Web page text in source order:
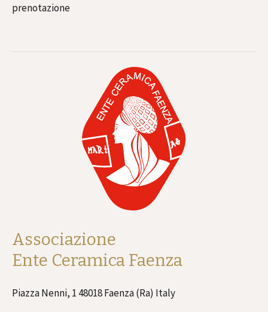
prenotazione
Associazione
Ente Ceramica Faenza
Piazza Nenni, 1 48018 Faenza (Ra) Italy